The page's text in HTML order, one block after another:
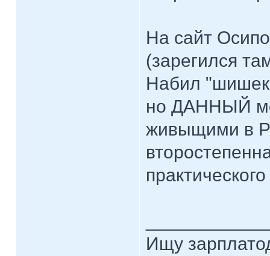
На сайт
(зарегился
Набил
но ДАННЫЙ
живыщими в
Ищу